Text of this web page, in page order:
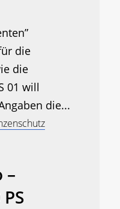
die
die
01 will
die...
–